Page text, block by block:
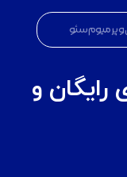
و پرمیوم سئو
رایگان و